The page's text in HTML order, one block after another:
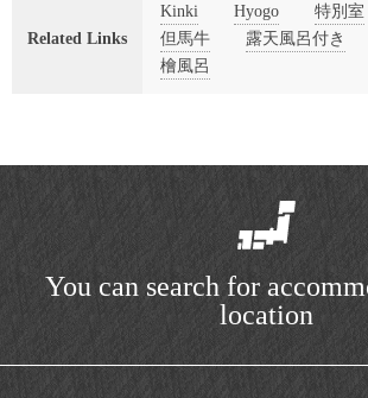
Related Links
Kinki Hyogo 特別室
但馬牛
露天風呂付き
檜風呂
You can search for
location